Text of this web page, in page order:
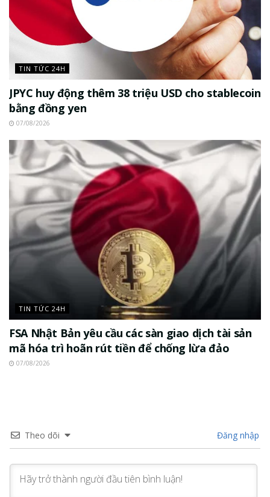
TIN TỨC 24H
JPYC huy động thêm 38 triệu USD cho stablecoin
bằng đồng yen
07/08/2026
TIN TỨC 24H
FSA Nhật Bản yêu cầu các sàn giao dịch tài sản
mã hóa trì hoãn rút tiền để chống lừa đảo
07/08/2026
Theo dõi Đăng nhập